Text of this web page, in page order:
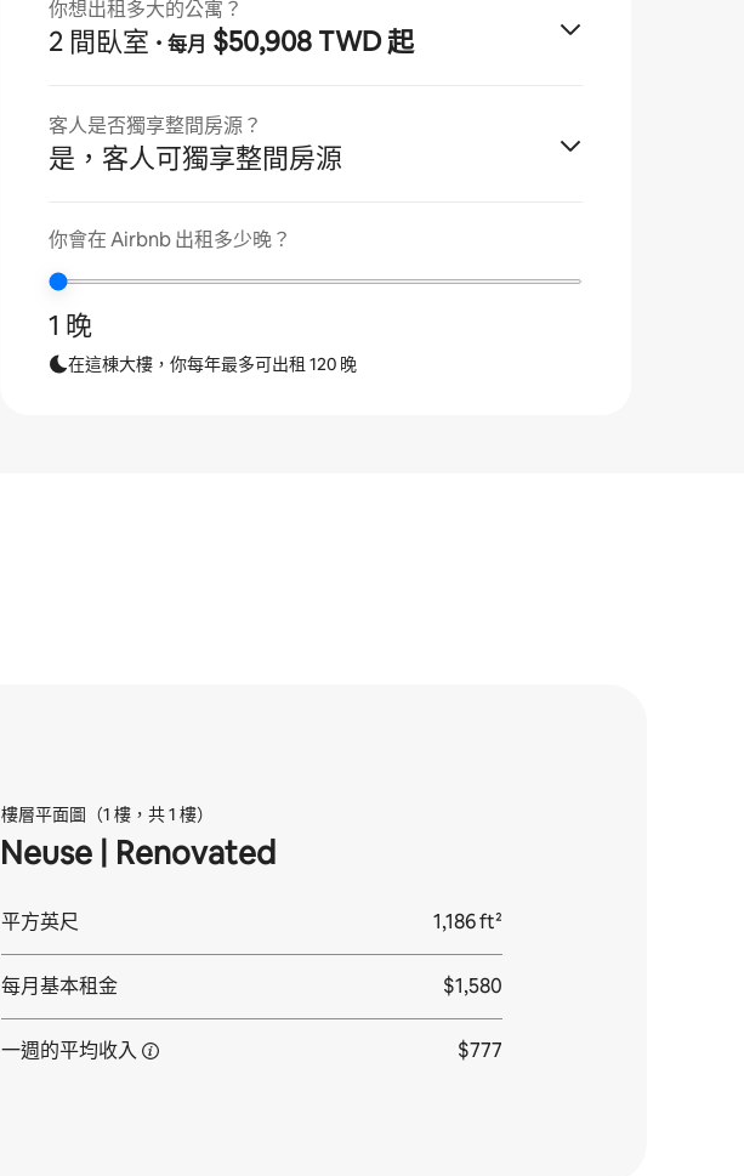
你想出租多大的公寓？
2 間臥室 ·每月 $50,908 TWD 起
客人是否獨享整間房源？
是，客人可獨享整間房源
你會在 Airbnb 出租多少晚？
1 晚
在這棟大樓，你每年最多可出租 120 晚
樓層平面圖（1 樓，共 1 樓）
Neuse | Renovated
平方英尺 1,186 ft²
每月基本租金 $1,580
一週的平均收入 $777